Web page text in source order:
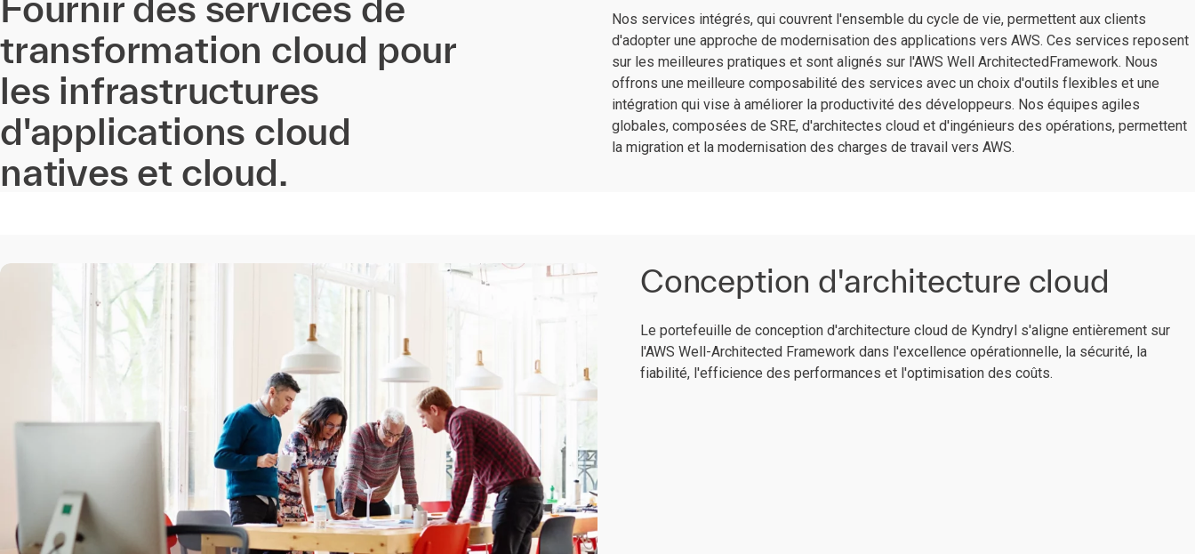
transformation cloud pour
les infrastructures
d'applications cloud
natives et cloud.
Nos services intégrés, qui couvrent l'ensemble du cycle de vie, permettent aux clients
d'adopter une approche de modernisation des applications vers AWS. Ces services reposent
sur les meilleures pratiques et sont alignés sur l'AWS Well ArchitectedFramework. Nous
offrons une meilleure composabilité des services avec un choix d'outils flexibles et une
intégration qui vise à améliorer la productivité des développeurs. Nos équipes agiles
globales, composées de SRE, d'architectes cloud et d'ingénieurs des opérations, permettent
la migration et la modernisation des charges de travail vers AWS.
Conception d'architecture cloud
Le portefeuille de conception d'architecture cloud de Kyndryl s'aligne entièrement sur
l'AWS Well-Architected Framework dans l'excellence opérationnelle, la sécurité, la
fiabilité, l'efficience des performances et l'optimisation des coûts.